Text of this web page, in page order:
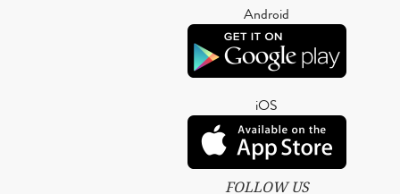
Android
iOS
FOLLOW US